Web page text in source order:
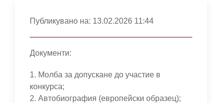
Публикувано на: 13.02.2026 11:44
Документи:
1. Молба за допускане до участие в
конкурса;
2. Автобиография (европейски образец);